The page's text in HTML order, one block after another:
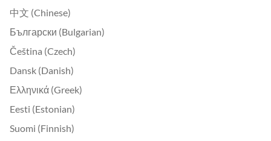
中文 (Chinese)
Български (Bulgarian)
Čeština (Czech)
Dansk (Danish)
Ελληνικά (Greek)
Eesti (Estonian)
Suomi (Finnish)